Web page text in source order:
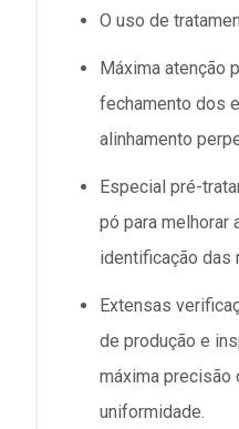
O uso de
Máxima atenção
fechamento dos
alinhamento
Especial pré-
pó para melhorar
identificação das
Extensas
de produção e
máxima precisão
uniformidade.